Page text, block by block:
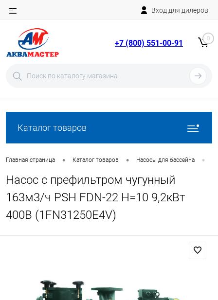
Вход для дилеров
+7 (800) 551-00-91 0
Каталог товаров
Главная страница • Каталог товаров • Насосы для бассейна •
Насос с префильтром чугунный
163м3/ч PSH FDN-22 H=10 9,2кВт
400В (1FN31250E4V)